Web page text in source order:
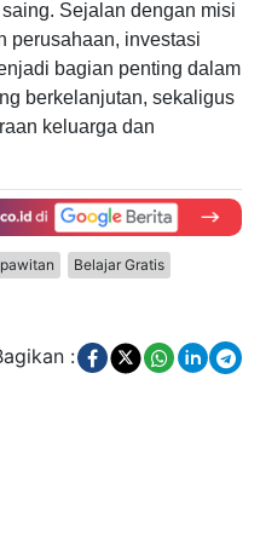
Sejalan dengan misi
perusahaan, investasi
bagian penting dalam
berkelanjutan, sekaligus
keluarga dan
Belajar Gratis
: